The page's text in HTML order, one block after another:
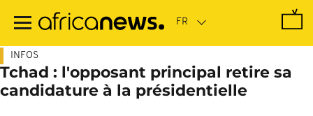
contenu
INFOS
Tchad : l'opposant principal retire sa
candidature à la présidentielle